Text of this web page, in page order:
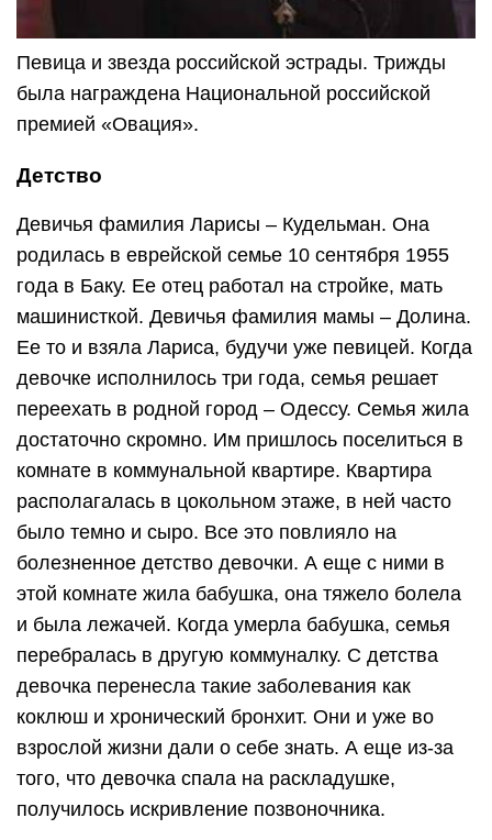
Певица и звезда российской эстрады. Трижды
была награждена Национальной российской
премией «Овация».
Детство
Девичья фамилия Ларисы – Кудельман. Она
родилась в еврейской семье 10 сентября 1955
года в Баку. Ее отец работал на стройке, мать
машинисткой. Девичья фамилия мамы – Долина.
Ее то и взяла Лариса, будучи уже певицей. Когда
девочке исполнилось три года, семья решает
переехать в родной город – Одессу. Семья жила
достаточно скромно. Им пришлось поселиться в
комнате в коммунальной квартире. Квартира
располагалась в цокольном этаже, в ней часто
было темно и сыро. Все это повлияло на
болезненное детство девочки. А еще с ними в
этой комнате жила бабушка, она тяжело болела
и была лежачей. Когда умерла бабушка, семья
перебралась в другую коммуналку. С детства
девочка перенесла такие заболевания как
коклюш и хронический бронхит. Они и уже во
взрослой жизни дали о себе знать. А еще из-за
того, что девочка спала на раскладушке,
получилось искривление позвоночника.